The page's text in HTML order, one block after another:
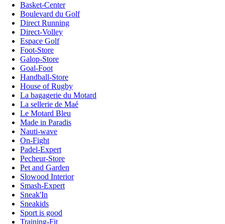
Basket-Center
Boulevard du Golf
Direct Running
Direct-Volley
Espace Golf
Foot-Store
Galop-Store
Goal-Foot
Handball-Store
House of Rugby
La bagagerie du Motard
La sellerie de Maé
Le Motard Bleu
Made in Paradis
Nauti-wave
On-Fight
Padel-Expert
Pecheur-Store
Pet and Garden
Slowood Interior
Smash-Expert
Sneak'In
Sneakids
Sport is good
Training-Fit